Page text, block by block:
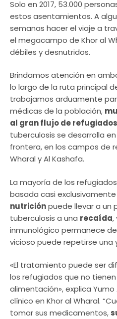
Solo en 2017, 53.000
estos asentamientos. A
semanas hacer el viaje a
el megacampo de Khor al
débiles y desnutridos.
Brindamos atención en
lo largo de la ruta principal
trabajamos arduamente
médicas de la población,
al gran flujo de refugiados
tuberculosis se desarrolla
frontera, en los campos de
Wharal y Al Kashafa.
La mayoría de los
basada casi exclusivamente
nutriciónpuede llevar a un
tuberculosis a una recaída,
inmunológico permanece
vicioso puede repetirse una
«El tratamiento puede ser
los refugiados que no
alimentación», explica
clínico en Khor al Wharal.
tomar sus medicamentos,